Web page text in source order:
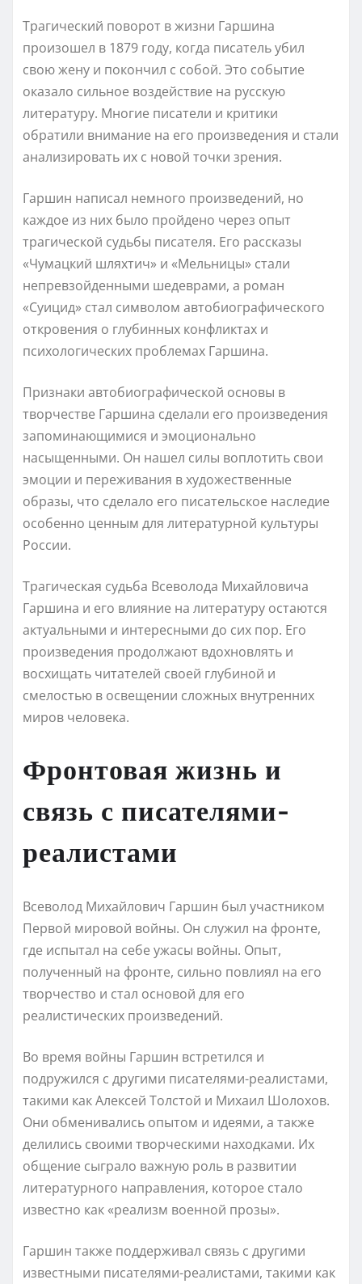
Трагический поворот в жизни Гаршина
произошел в 1879 году, когда писатель убил
свою жену и покончил с собой. Это событие
оказало сильное воздействие на русскую
литературу. Многие писатели и критики
обратили внимание на его произведения и стали
анализировать их с новой точки зрения.
Гаршин написал немного произведений, но
каждое из них было пройдено через опыт
трагической судьбы писателя. Его рассказы
«Чумацкий шляхтич» и «Мельницы» стали
непревзойденными шедеврами, а роман
«Суицид» стал символом автобиографического
откровения о глубинных конфликтах и
психологических проблемах Гаршина.
Признаки автобиографической основы в
творчестве Гаршина сделали его произведения
запоминающимися и эмоционально
насыщенными. Он нашел силы воплотить свои
эмоции и переживания в художественные
образы, что сделало его писательское наследие
особенно ценным для литературной культуры
России.
Трагическая судьба Всеволода Михайловича
Гаршина и его влияние на литературу остаются
актуальными и интересными до сих пор. Его
произведения продолжают вдохновлять и
восхищать читателей своей глубиной и
смелостью в освещении сложных внутренних
миров человека.
Фронтовая жизнь и
связь с писателями-
реалистами
Всеволод Михайлович Гаршин был участником
Первой мировой войны. Он служил на фронте,
где испытал на себе ужасы войны. Опыт,
полученный на фронте, сильно повлиял на его
творчество и стал основой для его
реалистических произведений.
Во время войны Гаршин встретился и
подружился с другими писателями-реалистами,
такими как Алексей Толстой и Михаил Шолохов.
Они обменивались опытом и идеями, а также
делились своими творческими находками. Их
общение сыграло важную роль в развитии
литературного направления, которое стало
известно как «реализм военной прозы».
Гаршин также поддерживал связь с другими
известными писателями-реалистами, такими как